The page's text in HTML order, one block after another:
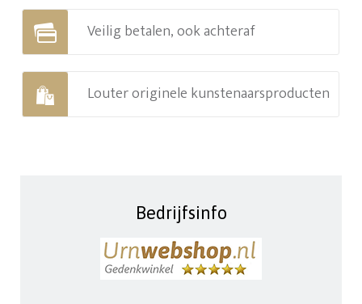
Veilig betalen, ook achteraf
Louter originele kunstenaarsproducten
Bedrijfsinfo